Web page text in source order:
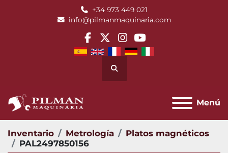
+34 973 449 021
info@pilmanmaquinaria.com
facebook
twitterinstagram
youtube
Buscar
Menú
Inventario Metrología
Platos magnéticos
PAL2497850156